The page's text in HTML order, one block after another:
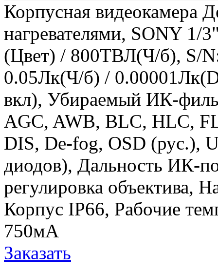
Корпусная видеокамера
нагревателями, SONY
(Цвет) / 800ТВЛ(Ч/б), S/
0.05Лк(Ч/б) /
вкл), Убираемый ИК-
AGC, AWB, BLC, HLC,
DIS, De-fog, OSD (рус.),
диодов), Дальность ИК-
регулировка объектива,
Корпус IP66, Рабочие
750мА
Заказать